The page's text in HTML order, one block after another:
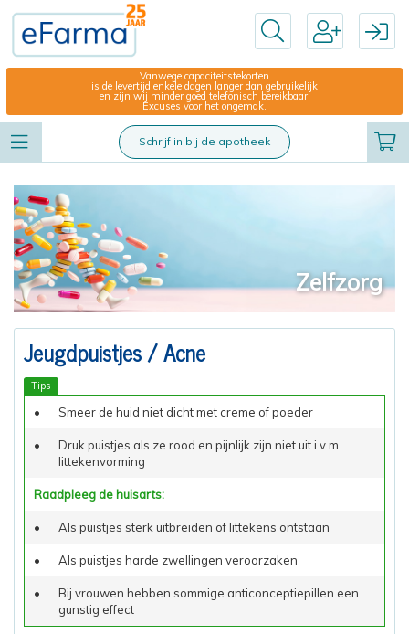
Vanwege capaciteitstekorten
is de levertijd enkele dagen langer dan gebruikelijk
en zijn wij minder goed telefonisch bereikbaar.
Excuses voor het ongemak.
Schrijf in bij de apotheek
Zelfzorg
Jeugdpuistjes / Acne
Tips
• Smeer de huid niet dicht met creme of poeder
•
Druk puistjes als ze rood en pijnlijk zijn niet uit i.v.m.
littekenvorming
Raadpleeg de huisarts:
• Als puistjes sterk uitbreiden of littekens ontstaan
• Als puistjes harde zwellingen veroorzaken
•
Bij vrouwen hebben sommige anticonceptiepillen een
gunstig effect